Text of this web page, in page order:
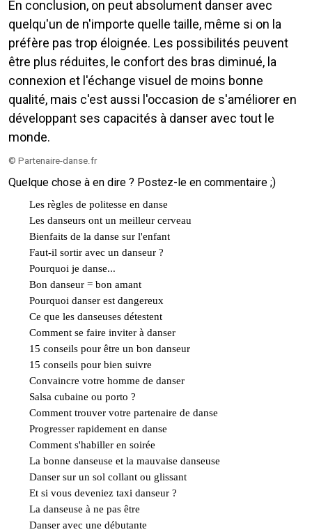
En conclusion, on peut absolument danser avec
quelqu'un de n'importe quelle taille, même si on la
préfère pas trop éloignée. Les possibilités peuvent
être plus réduites, le confort des bras diminué, la
connexion et l'échange visuel de moins bonne
qualité, mais c'est aussi l'occasion de s'améliorer en
développant ses capacités à danser avec tout le
monde.
© Partenaire-danse.fr
Quelque chose à en dire ? Postez-le en commentaire ;)
Les règles de politesse en danse
Les danseurs ont un meilleur cerveau
Bienfaits de la danse sur l'enfant
Faut-il sortir avec un danseur ?
Pourquoi je danse...
Bon danseur = bon amant
Pourquoi danser est dangereux
Ce que les danseuses détestent
Comment se faire inviter à danser
15 conseils pour être un bon danseur
15 conseils pour bien suivre
Convaincre votre homme de danser
Salsa cubaine ou porto ?
Comment trouver votre partenaire de danse
Progresser rapidement en danse
Comment s'habiller en soirée
La bonne danseuse et la mauvaise danseuse
Danser sur un sol collant ou glissant
Et si vous deveniez taxi danseur ?
La danseuse à ne pas être
Danser avec une débutante